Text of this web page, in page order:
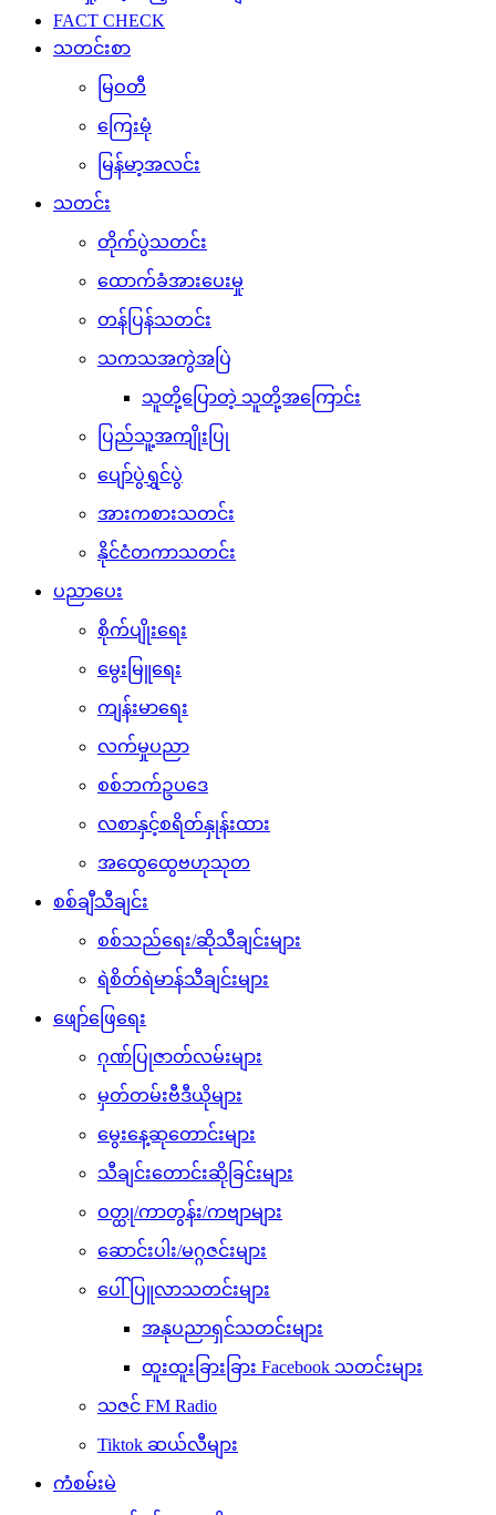
FACT CHECK
သတင်းစာ
မြဝတီ
ကြေးမုံ
မြန်မာ့အလင်း
သတင်း
တိုက်ပွဲသတင်း
ထောက်ခံအားပေးမှု
တန်ပြန်သတင်း
သကသအကွဲအပြဲ
သူတို့ပြောတဲ့ သူတို့အကြောင်း
ပြည်သူ့အကျိုးပြု
ပျော်ပွဲရွှင်ပွဲ
အားကစားသတင်း
နိုင်ငံတကာသတင်း
ပညာပေး
စိုက်ပျိုးရေး
မွေးမြူရေး
ကျန်းမာရေး
လက်မှုပညာ
စစ်ဘက်ဥပဒေ
လစာနှင့်စရိတ်နှုန်းထား
အထွေထွေဗဟုသုတ
စစ်ချီသီချင်း
စစ်သည်ရေး/ဆိုသီချင်းများ
ရဲစိတ်ရဲမာန်သီချင်းများ
ဖျော်ဖြေရေး
ဂုဏ်ပြုဇာတ်လမ်းများ
မှတ်တမ်းဗီဒီယိုများ
မွေးနေ့ဆုတောင်းများ
သီချင်းတောင်းဆိုခြင်းများ
ဝတ္ထု/ကာတွန်း/ကဗျာများ
ဆောင်းပါး/မဂ္ဂဇင်းများ
ပေါ်ပြူလာသတင်းများ
အနုပညာရှင်သတင်းများ
ထူးထူးခြားခြား Facebook သတင်းများ
သဇင် FM Radio
Tiktok ဆယ်လီများ
ကံစမ်းမဲ